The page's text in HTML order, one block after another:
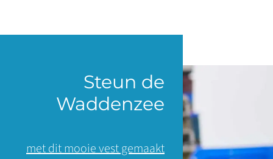
Steun de
Waddenzee
met dit mooie vest gemaakt